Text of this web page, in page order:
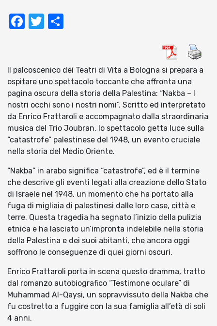
Facebook
Twitter
Il palcoscenico dei Teatri di Vita a Bologna si prepara a
ospitare uno spettacolo toccante che affronta una
pagina oscura della storia della Palestina: “Nakba – I
nostri occhi sono i nostri nomi”. Scritto ed interpretato
da Enrico Frattaroli e accompagnato dalla straordinaria
musica del Trio Joubran, lo spettacolo getta luce sulla
“catastrofe” palestinese del 1948, un evento cruciale
nella storia del Medio Oriente.
“Nakba” in arabo significa “catastrofe”, ed è il termine
che descrive gli eventi legati alla creazione dello Stato
di Israele nel 1948, un momento che ha portato alla
fuga di migliaia di palestinesi dalle loro case, città e
terre. Questa tragedia ha segnato l’inizio della pulizia
etnica e ha lasciato un’impronta indelebile nella storia
della Palestina e dei suoi abitanti, che ancora oggi
soffrono le conseguenze di quei giorni oscuri.
Enrico Frattaroli porta in scena questo dramma, tratto
dal romanzo autobiografico “Testimone oculare” di
Muhammad Al-Qaysi, un sopravvissuto della Nakba che
fu costretto a fuggire con la sua famiglia all’età di soli
4 anni.